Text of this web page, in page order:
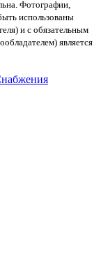
Фотографии,
использованы
и с обязательным
является